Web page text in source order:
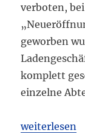
verboten,
geworben
komplett
einzelne
„OLG
weiterlesen